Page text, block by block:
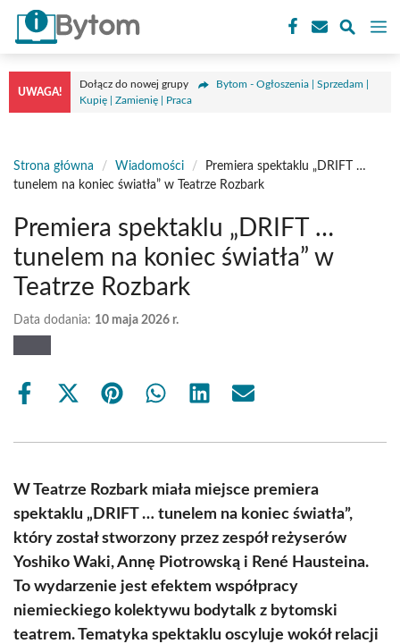
Przejdź
treści
UWAGA!
Dołącz do nowej grupy
Bytom - Ogłoszenia | Sprzedam |
Kupię | Zamienię | Praca
Strona główna / Wiadomości /
Premiera spektaklu „DRIFT …
tunelem na koniec światła” w Teatrze Rozbark
Premiera spektaklu „DRIFT …
tunelem na koniec światła” w
Teatrze Rozbark
Data dodania: 10 maja 2026 r.
Share
Share
(Twitter)
Share Share Share Share
W Teatrze Rozbark miała miejsce premiera
spektaklu „DRIFT … tunelem na koniec światła”,
który został stworzony przez zespół reżyserów
Yoshiko Waki, Annę Piotrowską i René Hausteina.
To wydarzenie jest efektem współpracy
niemieckiego kolektywu bodytalk z bytomski
teatrem. Tematyka spektaklu oscyluje wokół relacji